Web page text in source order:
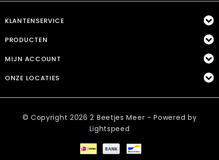
KLANTENSERVICE
PRODUCTEN
MIJN ACCOUNT
ONZE LOCATIES
© Copyright 2026 2 Beetjes Meer - Powered by
Lightspeed